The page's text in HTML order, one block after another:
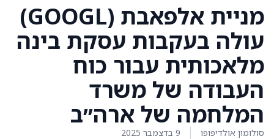
מניית אלפאבת (GOOGL)
עולה בעקבות עסקת בינה
מלאכותית עבור כוח
העבודה של משרד
המלחמה של ארה״ב
סולומון אולדיפופו 9 בדצמבר 2025